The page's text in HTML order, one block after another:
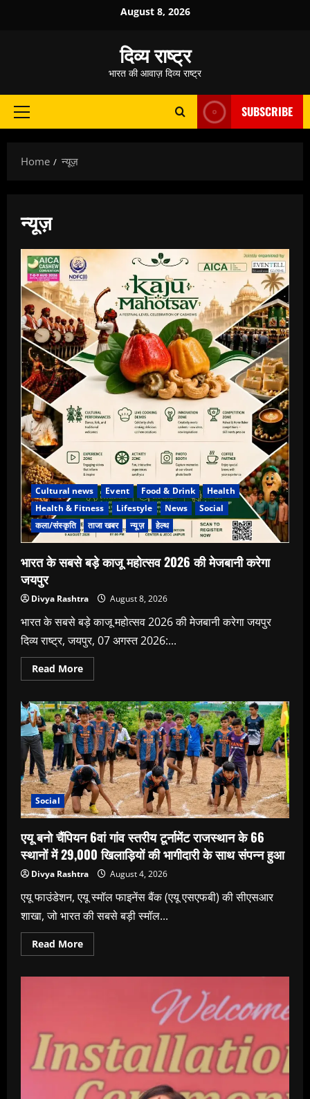
August 8, 2026
दिव्य राष्ट्र
भारत की आवाज़ दिव्य राष्ट्र
Primary
SUBSCRIBE
Home न्यूज़
न्यूज़
Cultural news Event Food & Drink
Health
Health & Fitness
Lifestyle News
Social
कला/संस्कृति
ताजा खबर न्यूज़ हेल्थ
भारत के सबसे बड़े काजू महोत्सव 2026 की मेजबानी करेगा
जयपुर
Divya Rashtra August 8, 2026
भारत के सबसे बड़े काजू महोत्सव 2026 की मेजबानी करेगा जयपुर
दिव्य राष्ट्र, जयपुर, 07 अगस्त 2026:...
Read MoreRead
more
के
सबसे
बड़े
काजू
महोत्सव
2026
की
मेजबानी
करेगा
जयपुर
Social
एयू बनो चैंपियन 6वां गांव स्तरीय टूर्नामेंट राजस्थान के 66
स्थानों में 29,000 खिलाड़ियों की भागीदारी के साथ संपन्न हुआ
Divya Rashtra August 4, 2026
एयू फाउंडेशन, एयू स्मॉल फाइनेंस बैंक (एयू एसएफबी) की सीएसआर
शाखा, जो भारत की सबसे बड़ी स्मॉल...
Read MoreRead
more
राजस्थान
के
66
स्थानों
में
29,000